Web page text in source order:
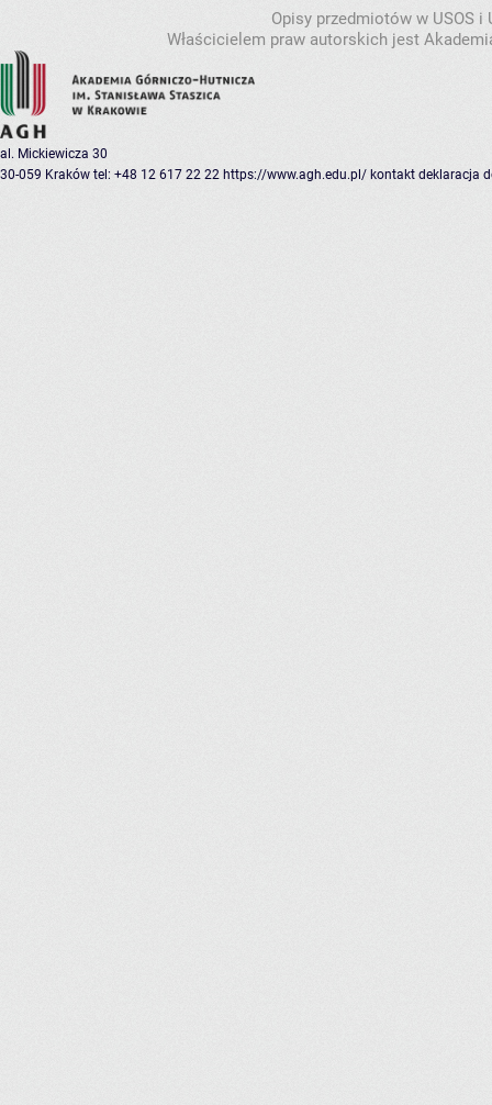
Opisy przedmiotów w USOS
Właścicielem praw autorskich jest
al. Mickiewicza 30
30-059 Kraków tel: +48 12 617 22 22 https://www.agh.edu.pl/ kontakt deklaracja